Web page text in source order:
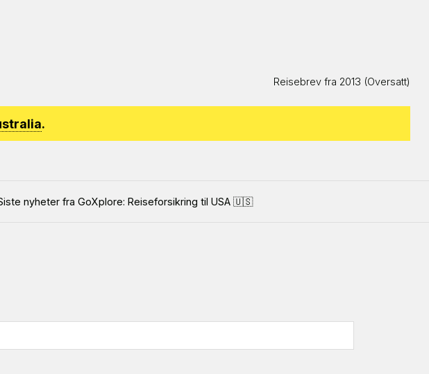
Reisebrev fra 2013 (Oversatt)
.
nyheter fra GoXplore: Reiseforsikring til USA 🇺🇸